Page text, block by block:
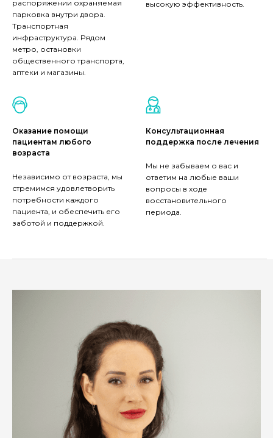
распоряжении охраняемая
парковка внутри двора.
Транспортная
инфраструктура. Рядом
метро, остановки
общественного транспорта,
аптеки и магазины.
высокую эффективность.
Оказание помощи
пациентам любого
возраста
Независимо от возраста, мы
стремимся удовлетворить
потребности каждого
пациента, и обеспечить его
заботой и поддержкой.
Консультационная
поддержка после лечения
Мы не забываем о вас и
ответим на любые ваши
вопросы в ходе
восстановительного
периода.